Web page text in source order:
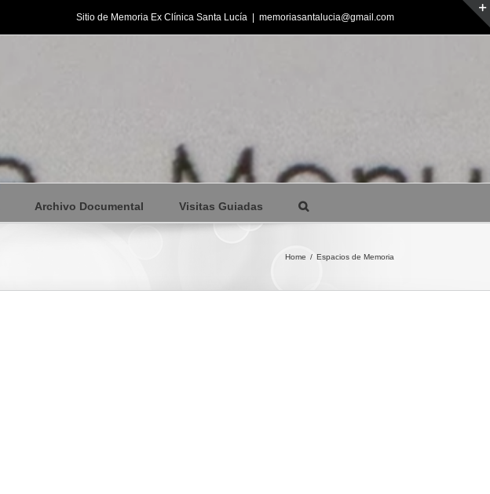
Sitio de Memoria Ex Clínica Santa Lucía memoriasantalucia@gmail.com
Archivo Documental Visitas Guiadas
Home / Espacios de Memoria